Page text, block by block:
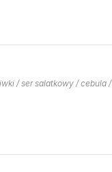
/ ser salatkowy / cebula /